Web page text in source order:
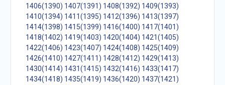
1406(1390) 1407(1391) 1408(1392) 1409(1393)
1410(1394) 1411(1395) 1412(1396) 1413(1397)
1414(1398) 1415(1399) 1416(1400) 1417(1401)
1418(1402) 1419(1403) 1420(1404) 1421(1405)
1422(1406) 1423(1407) 1424(1408) 1425(1409)
1426(1410) 1427(1411) 1428(1412) 1429(1413)
1430(1414) 1431(1415) 1432(1416) 1433(1417)
1434(1418) 1435(1419) 1436(1420) 1437(1421)